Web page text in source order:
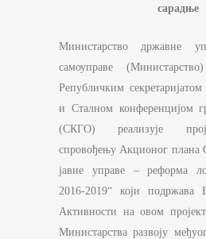
сарадње
Министарство државне
самоуправе
Републичким
и Сталном конференцијом
(СКГО) реализује
спровођењу Акционог плана
јавне управе – реформа
2016-2019“ који подржава
Активности на овом
Министарства развоју